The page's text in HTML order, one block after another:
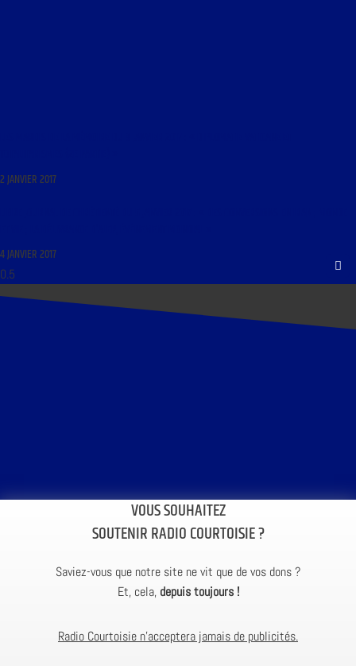
2 JANVIER 2017
4 JANVIER 2017
VOUS SOUHAITEZ
SOUTENIR RADIO COURTOISIE ?
Saviez-vous que notre site ne vit que de vos dons ?
Et, cela, depuis toujours !
Radio Courtoisie n’acceptera jamais de publicités.